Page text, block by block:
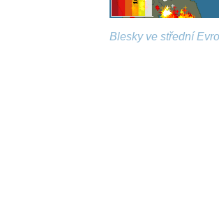
Blesky ve střední